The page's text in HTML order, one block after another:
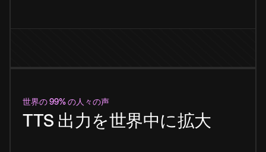
世界の 99% の人々の声
TTS 出力を世界中に拡大